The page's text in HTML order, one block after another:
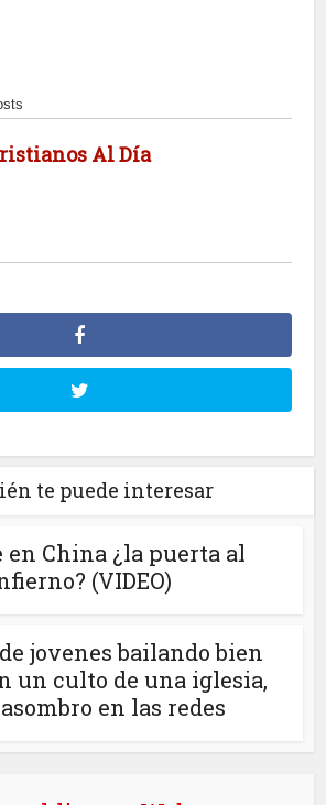
Al Día
te puede interesar
en China ¿la puerta al
(VIDEO)
jovenes bailando bien
un culto de una iglesia,
en las redes